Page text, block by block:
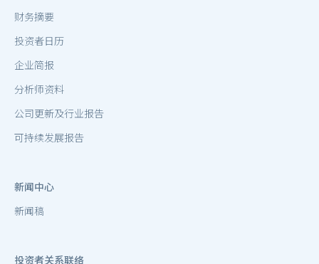
财务摘要
投资者日历
企业简报
分析师资料
公司更新及行业报告
可持续发展报告
新闻中心
新闻稿
投资者关系联络